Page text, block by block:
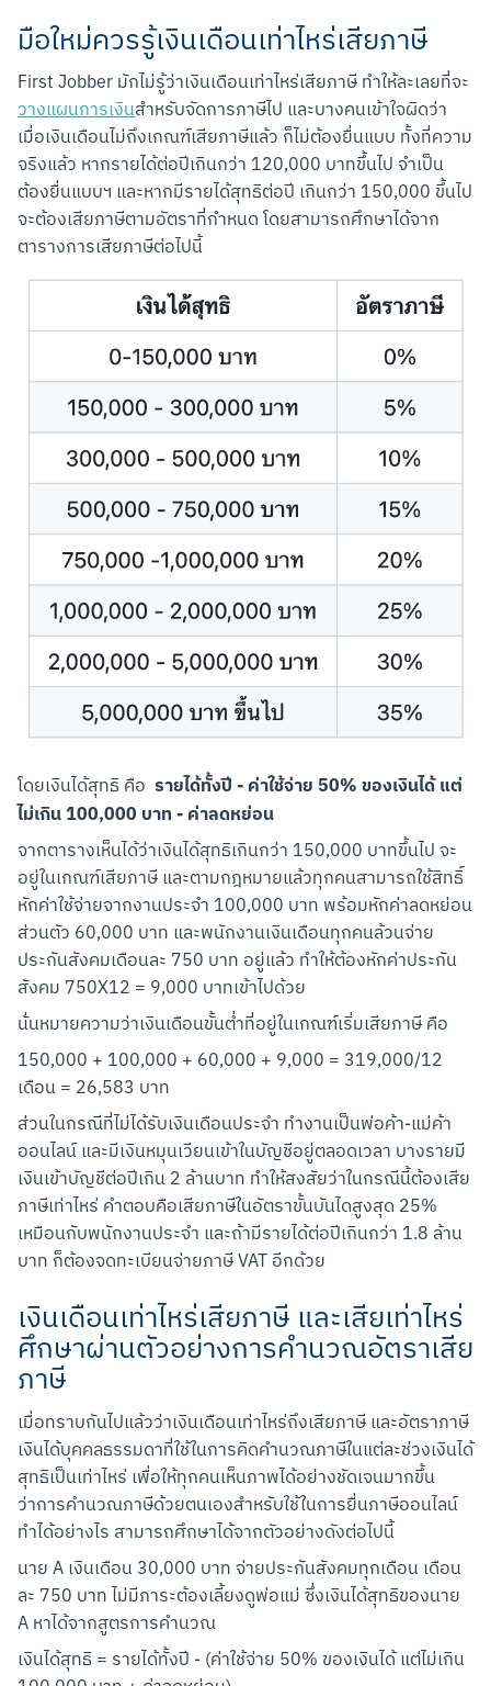
มือใหม่ควรรู้เงินเดือนเท่าไหร่เสียภาษี
First Jobber มักไม่รู้ว่าเงินเดือนเท่าไหร่เสียภาษี ทำให้ละเลยที่จะ
วางแผนการเงินสำหรับจัดการภาษีไป และบางคนเข้าใจผิดว่า
เมื่อเงินเดือนไม่ถึงเกณฑ์เสียภาษีแล้ว ก็ไม่ต้องยื่นแบบ ทั้งที่ความ
จริงแล้ว หากรายได้ต่อปีเกินกว่า 120,000 บาทขึ้นไป จำเป็น
ต้องยื่นแบบฯ และหากมีรายได้สุทธิต่อปี เกินกว่า 150,000 ขึ้นไป
จะต้องเสียภาษีตามอัตราที่กำหนด โดยสามารถศึกษาได้จาก
ตารางการเสียภาษีต่อไปนี้
โดยเงินได้สุทธิ คือ รายได้ทั้งปี - ค่าใช้จ่าย 50% ของเงินได้ แต่
ไม่เกิน 100,000 บาท - ค่าลดหย่อน
จากตารางเห็นได้ว่าเงินได้สุทธิเกินกว่า 150,000 บาทขึ้นไป จะ
อยู่ในเกณฑ์เสียภาษี และตามกฎหมายแล้วทุกคนสามารถใช้สิทธิ์
หักค่าใช้จ่ายจากงานประจำ 100,000 บาท พร้อมหักค่าลดหย่อน
ส่วนตัว 60,000 บาท และพนักงานเงินเดือนทุกคนล้วนจ่าย
ประกันสังคมเดือนละ 750 บาท อยู่แล้ว ทำให้ต้องหักค่าประกัน
สังคม 750X12 = 9,000 บาทเข้าไปด้วย
นั่นหมายความว่าเงินเดือนขั้นต่ำที่อยู่ในเกณฑ์เริ่มเสียภาษี คือ
150,000 + 100,000 + 60,000 + 9,000 = 319,000/12
เดือน = 26,583 บาท
ส่วนในกรณีที่ไม่ได้รับเงินเดือนประจำ ทำงานเป็นพ่อค้า-แม่ค้า
ออนไลน์ และมีเงินหมุนเวียนเข้าในบัญชีอยู่ตลอดเวลา บางรายมี
เงินเข้าบัญชีต่อปีเกิน 2 ล้านบาท ทำให้สงสัยว่าในกรณีนี้ต้องเสีย
ภาษีเท่าไหร่ คำตอบคือเสียภาษีในอัตราขั้นบันไดสูงสุด 25%
เหมือนกับพนักงานประจำ และถ้ามีรายได้ต่อปีเกินกว่า 1.8 ล้าน
บาท ก็ต้องจดทะเบียนจ่ายภาษี VAT อีกด้วย
เงินเดือนเท่าไหร่เสียภาษี และเสียเท่าไหร่
ศึกษาผ่านตัวอย่างการคำนวณอัตราเสีย
ภาษี
เมื่อทราบกันไปแล้วว่าเงินเดือนเท่าไหร่ถึงเสียภาษี และอัตราภาษี
เงินได้บุคคลธรรมดาที่ใช้ในการคิดคำนวณภาษีในแต่ละช่วงเงินได้
สุทธิเป็นเท่าไหร่ เพื่อให้ทุกคนเห็นภาพได้อย่างชัดเจนมากขึ้น
ว่าการคำนวณภาษีด้วยตนเองสำหรับใช้ในการยื่นภาษีออนไลน์
ทำได้อย่างไร สามารถศึกษาได้จากตัวอย่างดังต่อไปนี้
นาย A เงินเดือน 30,000 บาท จ่ายประกันสังคมทุกเดือน เดือน
ละ 750 บาท ไม่มีภาระต้องเลี้ยงดูพ่อแม่ ซึ่งเงินได้สุทธิของนาย
A หาได้จากสูตรการคำนวณ
เงินได้สุทธิ = รายได้ทั้งปี - (ค่าใช้จ่าย 50% ของเงินได้ แต่ไม่เกิน